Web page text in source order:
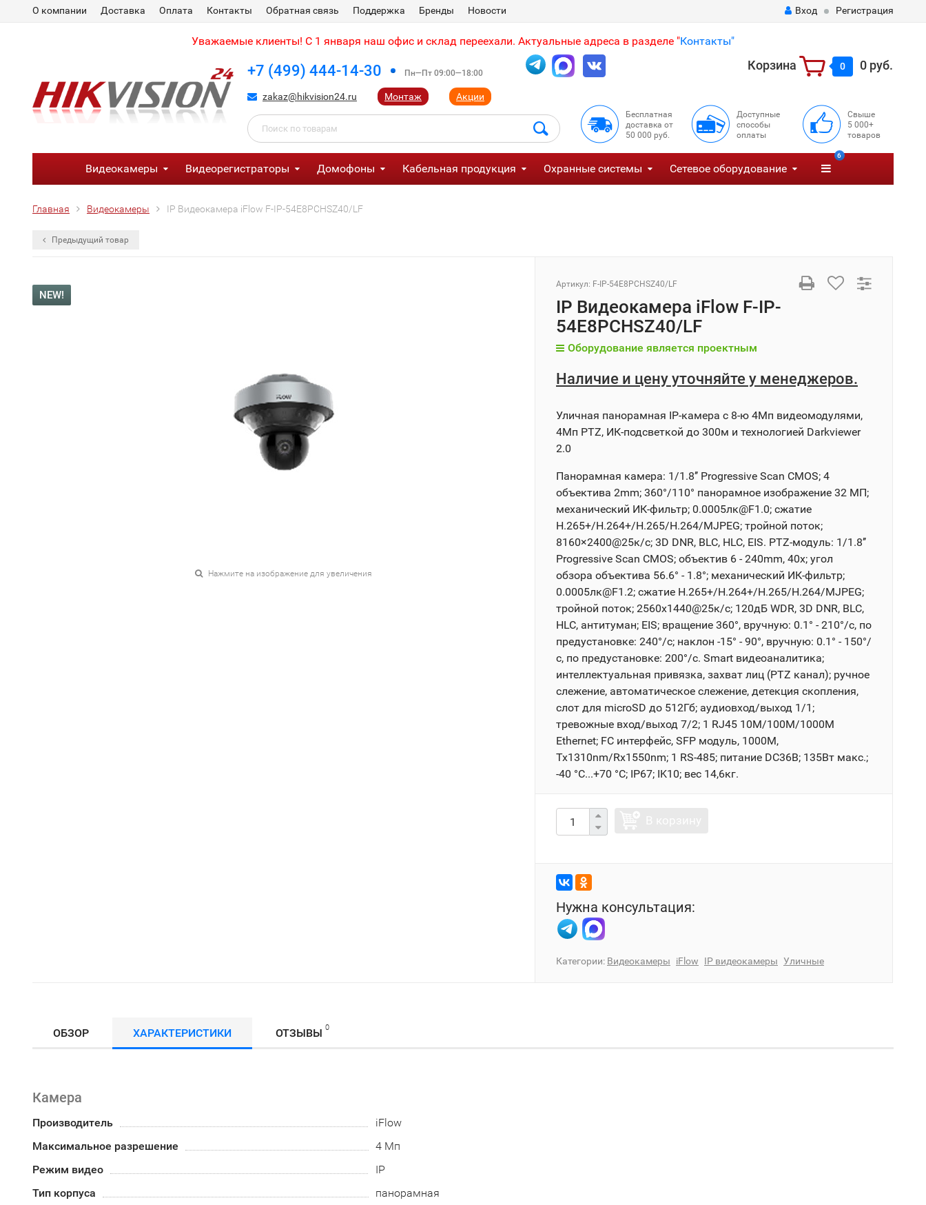
О компании Доставка Оплата Контакты Обратная связь Поддержка Бренды Новости Вход Регистрация
Уважаемые клиенты! С 1 января наш офис и склад переехали. Актуальные адреса в разделе "Контакты"
+7 (499) 444-14-30 Пн—Пт 09:00—18:00
zakaz@hikvision24.ru Монтаж Акции
Корзина 0 0 руб.
Бесплатная
доставка от
50 000 руб.
Доступные
способы
оплаты
Свыше
5 000+
товаров
Видеокамеры Видеорегистраторы Домофоны Кабельная продукция Охранные системы Сетевое оборудование
6
Главная Видеокамеры IP Видеокамера iFlow F-IP-54E8PCHSZ40/LF
Предыдущий товар
NEW!
Нажмите на изображение для увеличения
Артикул: F-IP-54E8PCHSZ40/LF
IP Видеокамера iFlow F-IP-
54E8PCHSZ40/LF
Оборудование является проектным
Наличие и цену уточняйте у менеджеров.
Уличная панорамная IP-камера с 8-ю 4Мп видеомодулями,
4Мп PTZ, ИК-подсветкой до 300м и технологией Darkviewer
2.0
Панорамная камера: 1/1.8’’ Progressive Scan CMOS; 4
объектива 2mm; 360°/110° панорамное изображение 32 МП;
механический ИК-фильтр; 0.0005лк@F1.0; сжатие
H.265+/H.264+/H.265/H.264/MJPEG; тройной поток;
8160×2400@25к/с; 3D DNR, BLC, HLC, EIS. PTZ-модуль: 1/1.8’’
Progressive Scan CMOS; объектив 6 - 240mm, 40x; угол
обзора объектива 56.6° - 1.8°; механический ИК-фильтр;
0.0005лк@F1.2; сжатие H.265+/H.264+/H.265/H.264/MJPEG;
тройной поток; 2560х1440@25к/с; 120дБ WDR, 3D DNR, BLC,
HLC, антитуман; EIS; вращение 360°, вручную: 0.1° - 210°/с, по
предустановке: 240°/с; наклон -15° - 90°, вручную: 0.1° - 150°/
с, по предустановке: 200°/с. Smart видеоаналитика;
интеллектуальная привязка, захват лиц (PTZ канал); ручное
слежение, автоматическое слежение, детекция скопления,
слот для microSD до 512Гб; аудиовход/выход 1/1;
тревожные вход/выход 7/2; 1 RJ45 10M/100M/1000M
Ethernet; FC интерфейс, SFP модуль, 1000М,
Tx1310nm/Rx1550nm; 1 RS-485; питание DC36В; 135Вт макс.;
-40 °C...+70 °C; IP67; IK10; вес 14,6кг.
Нужна консультация:
Категории: Видеокамеры iFlow IP видеокамеры Уличные
ОБЗОР ХАРАКТЕРИСТИКИ ОТЗЫВЫ 0
Камера
Производитель
iFlow
Максимальное разрешение
4 Мп
Режим видео
IP
Тип корпуса
панорамная